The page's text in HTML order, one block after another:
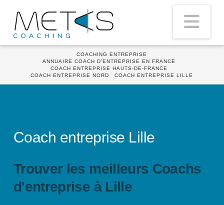
HOME
COACHING ENTREPRISE
ANNUAIRE COACH D’ENTREPRISE EN FRANCE
COACH ENTREPRISE HAUTS-DE-FRANCE
COACH ENTREPRISE NORD
COACH ENTREPRISE LILLE
Coach entreprise Lille
Trouver les meilleurs Coachs
d'entreprise à Lille